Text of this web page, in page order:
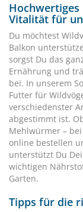
Hochwertiges
Vitalität für
Du möchtest
Balkon
sorgst Du das
Ernährung und
bei. In unserem
Futter für
verschiedenster
abgestimmt ist.
Mehlwürmer –
online bestellen
unterstützt Du
wichtigen
Garten.
Tipps für die